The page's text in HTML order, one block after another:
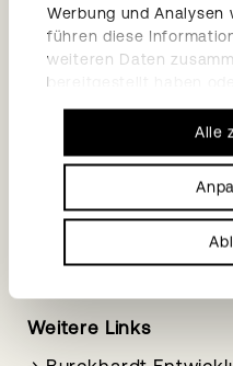
Werbung und Analysen
führen diese
weiteren Daten
bereitgestellt haben
Nutzung der Dienste
Alle
+41 61 338 35 65
leo.smeets@burckhardt.swiss
→VCard Download
Weitere Links